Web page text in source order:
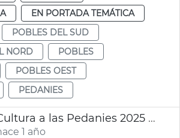
EN PORTADA TEMÁTICA
POBLES DEL SUD
NORD
POBLES
POBLES OEST
PEDANIES
Programa Cultura a las Pedanies 2025 València
1 año